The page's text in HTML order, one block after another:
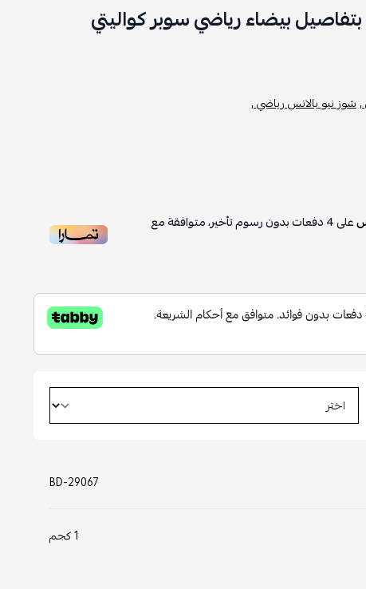
بيضاء رياضي سوبر كواليتي
,شوز نيو بالانس رياضي ,
على4دفعات بدون رسوم تأخير، متوافقة مع
BD-29067
1 كجم